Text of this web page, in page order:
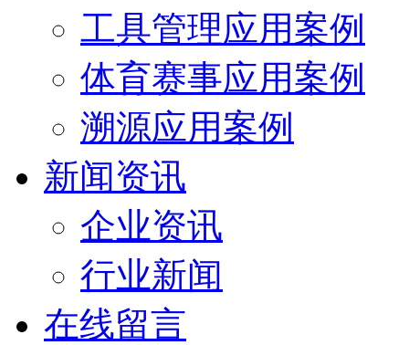
工具管理应用案例
体育赛事应用案例
溯源应用案例
新闻资讯
企业资讯
行业新闻
在线留言